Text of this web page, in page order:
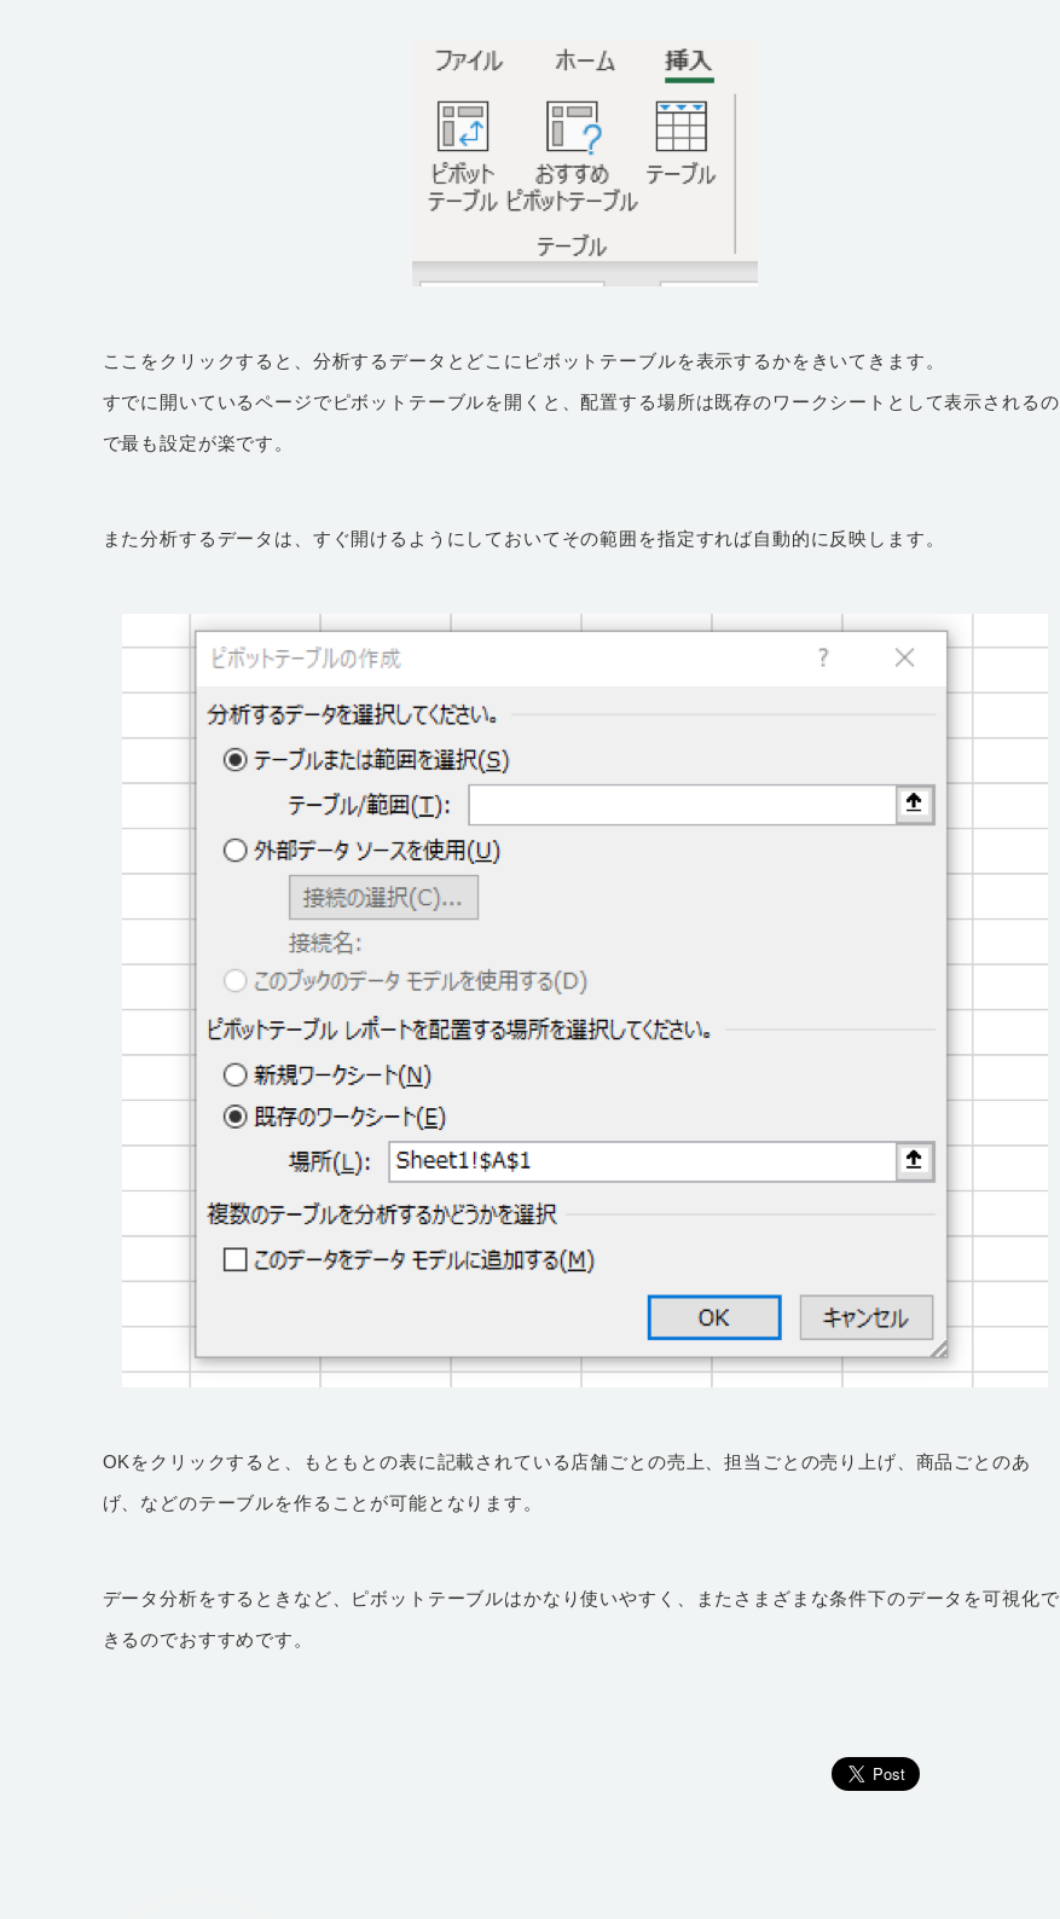
ここをクリックすると、分析するデータとどこにピボットテーブルを表示するかをきいてきます。
すでに開いているページでピボットテーブルを開くと、配置する場所は既存のワークシートとして表示されるの
で最も設定が楽です。
また分析するデータは、すぐ開けるようにしておいてその範囲を指定すれば自動的に反映します。
OKをクリックすると、もともとの表に記載されている店舗ごとの売上、担当ごとの売り上げ、商品ごとのあ
げ、などのテーブルを作ることが可能となります。
データ分析をするときなど、ピボットテーブルはかなり使いやすく、またさまざまな条件下のデータを可視化で
きるのでおすすめです。